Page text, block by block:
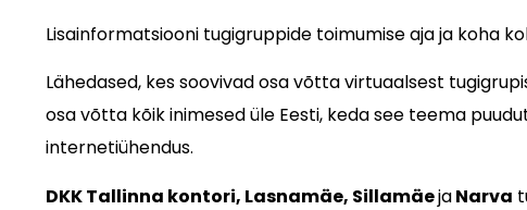
Lisainformatsiooni tugigruppide toimumise aja ja koha
Lähedased, kes soovivad osa võtta virtuaalsest
osa võtta kõik inimesed üle Eesti, keda see teema
internetiühendus.
DKK Tallinna kontori, Lasnamäe, SillamäejaNarva